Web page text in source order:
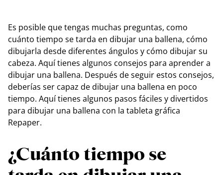
Es posible que tengas muchas preguntas, como
cuánto tiempo se tarda en dibujar una ballena, cómo
dibujarla desde diferentes ángulos y cómo dibujar su
cabeza. Aquí tienes algunos consejos para aprender a
dibujar una ballena. Después de seguir estos consejos,
deberías ser capaz de dibujar una ballena en poco
tiempo. Aquí tienes algunos pasos fáciles y divertidos
para dibujar una ballena con la tableta gráfica
Repaper.
¿Cuánto tiempo se